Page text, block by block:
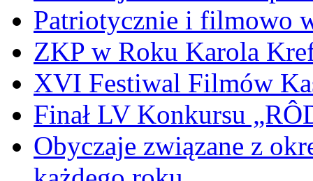
Patriotycznie i filmowo
ZKP w Roku Karola
XVI Festiwal Filmów
Finał LV Konkursu
Obyczaje związane z